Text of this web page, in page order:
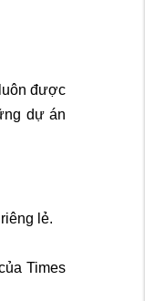
được
dự án
lẻ.
Times